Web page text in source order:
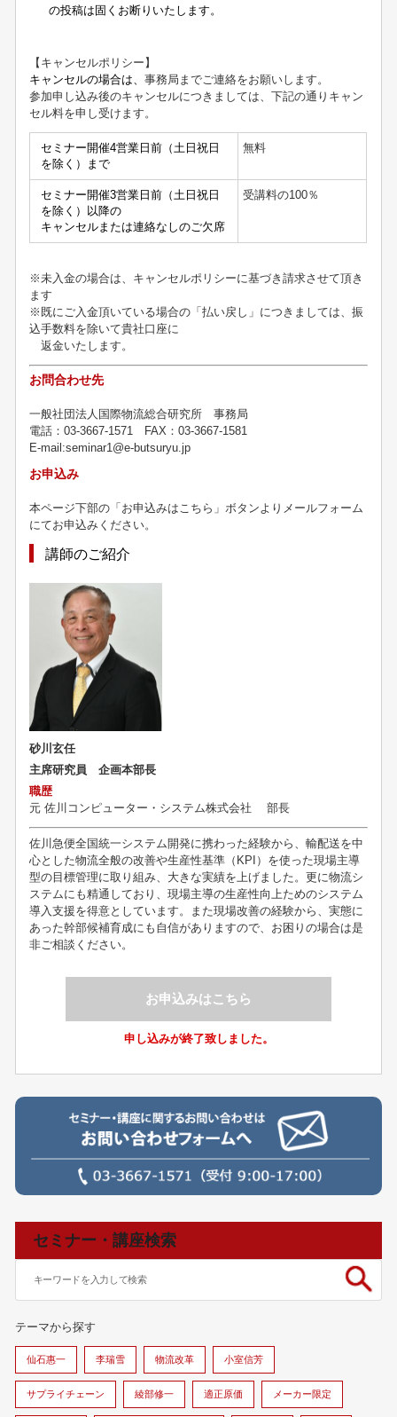
の投稿は固くお断りいたします。
【キャンセルポリシー】
キャンセルの場合は、事務局までご連絡をお願いします。
参加申し込み後のキャンセルにつきましては、下記の通りキャン
セル料を申し受けます。
セミナー開催4営業日前（土日祝日
を除く）まで
無料
セミナー開催3営業日前（土日祝日
を除く）以降の
キャンセルまたは連絡なしのご欠席
受講料の100％
※未入金の場合は、キャンセルポリシーに基づき請求させて頂き
ます
※既にご入金頂いている場合の「払い戻し」につきましては、振
込手数料を除いて貴社口座に
返金いたします。
お問合わせ先
一般社団法人国際物流総合研究所 事務局
電話：03-3667-1571 FAX：03-3667-1581
E-mail:seminar1@e-butsuryu.jp
お申込み
本ページ下部の「お申込みはこちら」ボタンよりメールフォーム
にてお申込みください。
講師のご紹介
砂川玄任
主席研究員 企画本部長
職歴
元 佐川コンピューター・システム株式会社 部長
佐川急便全国統一システム開発に携わった経験から、輸配送を中
心とした物流全般の改善や生産性基準（KPI）を使った現場主導
型の目標管理に取り組み、大きな実績を上げました。更に物流シ
ステムにも精通しており、現場主導の生産性向上ためのシステム
導入支援を得意としています。また現場改善の経験から、実態に
あった幹部候補育成にも自信がありますので、お困りの場合は是
非ご相談ください。
お申込みはこちら
申し込みが終了致しました。
セミナー・講座検索
テーマから探す
仙石惠一 李瑞雪 物流改革 小室信芳
サプライチェーン 綾部修一 適正原価 メーカー限定